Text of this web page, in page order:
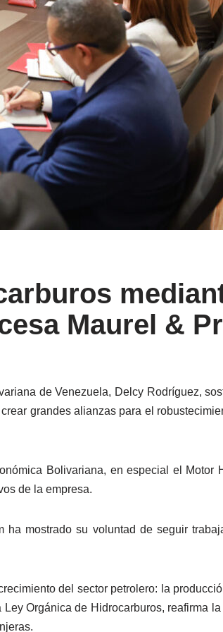
Maurel &
de Venezuela, Delcy Rodríguez,
grandes alianzas para el
Bolivariana, en especial el Motor
de la empresa.
mostrado su voluntad de seguir
del sector petrolero: la
Orgánica de Hidrocarburos, reafirma